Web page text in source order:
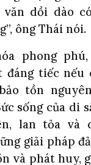
văn dồi dào
ông Thái nói.
phong
đáng tiếc nếu
tồn
sống của di
lan tỏa và
giải pháp
và phát huy,